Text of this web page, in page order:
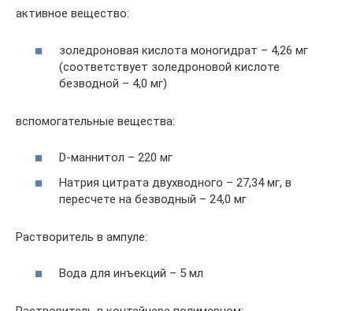
активное вещество:
золедроновая кислота моногидрат – 4,26 мг
(соответствует золедроновой кислоте
безводной – 4,0 мг)
вспомогательные вещества:
D-маннитол – 220 мг
Натрия цитрата двухводного – 27,34 мг, в
пересчете на безводный – 24,0 мг
Растворитель в ампуле:
Вода для инъекций – 5 мл